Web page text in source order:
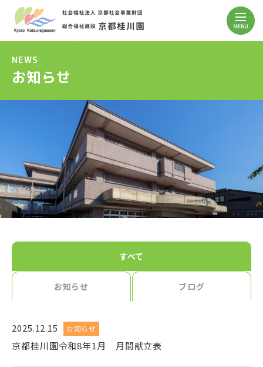
NEWS
お知らせ
すべて
お知らせ ブログ
2025.12.15 お知らせ
京都桂川園令和8年1月 月間献立表